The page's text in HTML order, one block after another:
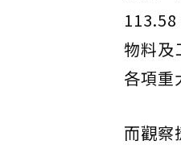
物料及
各項重
而觀察